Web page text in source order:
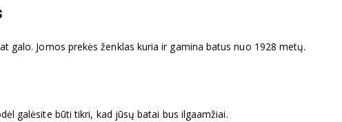
galo. Jomos prekės ženklas kuria ir gamina batus nuo 1928 metų.
galėsite būti tikri, kad jūsų batai bus ilgaamžiai.